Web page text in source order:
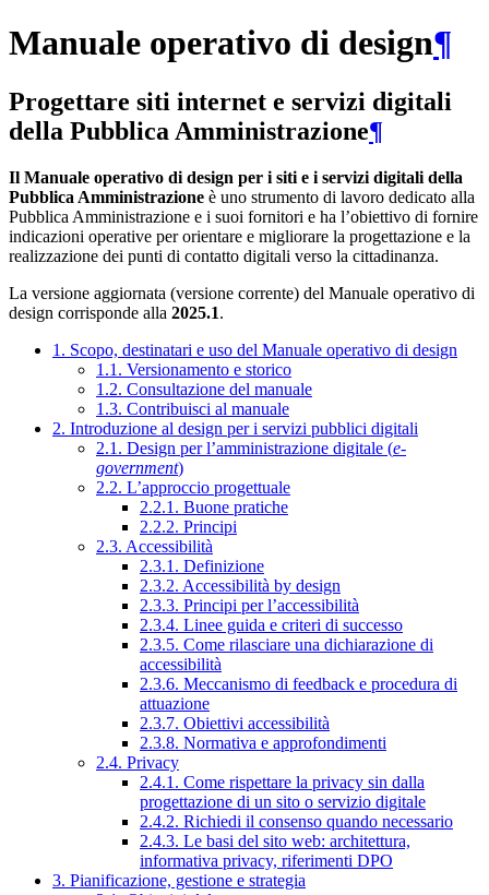
Manuale operativo di design¶
Progettare siti internet e servizi digitali
della Pubblica Amministrazione¶
Il Manuale operativo di design per i siti e i servizi digitali della
Pubblica Amministrazione è uno strumento di lavoro dedicato alla
Pubblica Amministrazione e i suoi fornitori e ha l’obiettivo di fornire
indicazioni operative per orientare e migliorare la progettazione e la
realizzazione dei punti di contatto digitali verso la cittadinanza.
La versione aggiornata (versione corrente) del Manuale operativo di
design corrisponde alla 2025.1.
1. Scopo, destinatari e uso del Manuale operativo di design
1.1. Versionamento e storico
1.2. Consultazione del manuale
1.3. Contribuisci al manuale
2. Introduzione al design per i servizi pubblici digitali
2.1. Design per l’amministrazione digitale (e-
government)
2.2. L’approccio progettuale
2.2.1. Buone pratiche
2.2.2. Principi
2.3. Accessibilità
2.3.1. Definizione
2.3.2. Accessibilità by design
2.3.3. Principi per l’accessibilità
2.3.4. Linee guida e criteri di successo
2.3.5. Come rilasciare una dichiarazione di
accessibilità
2.3.6. Meccanismo di feedback e procedura di
attuazione
2.3.7. Obiettivi accessibilità
2.3.8. Normativa e approfondimenti
2.4. Privacy
2.4.1. Come rispettare la privacy sin dalla
progettazione di un sito o servizio digitale
2.4.2. Richiedi il consenso quando necessario
2.4.3. Le basi del sito web: architettura,
informativa privacy, riferimenti DPO
3. Pianificazione, gestione e strategia